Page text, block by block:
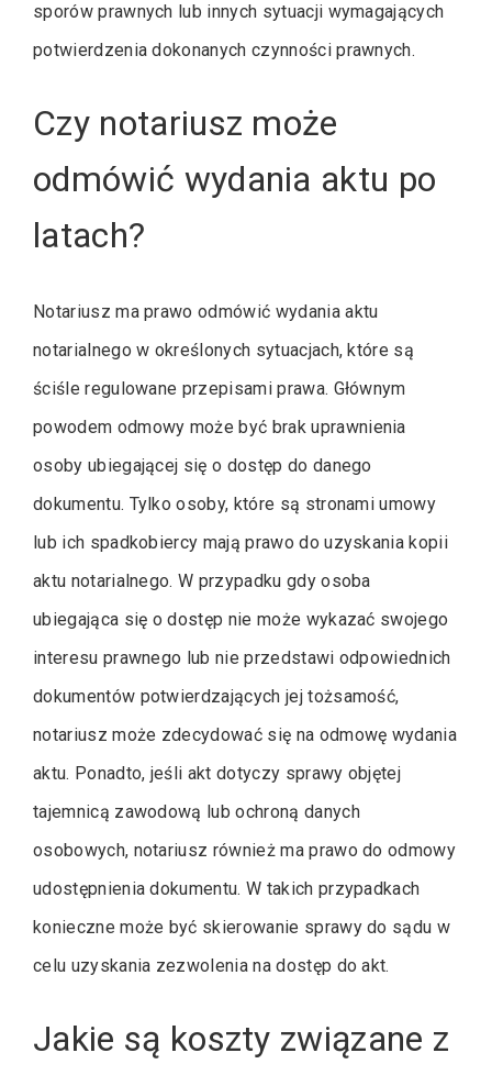
sporów prawnych lub innych sytuacji wymagających
potwierdzenia dokonanych czynności prawnych.
Czy notariusz może
odmówić wydania aktu po
latach?
Notariusz ma prawo odmówić wydania aktu
notarialnego w określonych sytuacjach, które są
ściśle regulowane przepisami prawa. Głównym
powodem odmowy może być brak uprawnienia
osoby ubiegającej się o dostęp do danego
dokumentu. Tylko osoby, które są stronami umowy
lub ich spadkobiercy mają prawo do uzyskania kopii
aktu notarialnego. W przypadku gdy osoba
ubiegająca się o dostęp nie może wykazać swojego
interesu prawnego lub nie przedstawi odpowiednich
dokumentów potwierdzających jej tożsamość,
notariusz może zdecydować się na odmowę wydania
aktu. Ponadto, jeśli akt dotyczy sprawy objętej
tajemnicą zawodową lub ochroną danych
osobowych, notariusz również ma prawo do odmowy
udostępnienia dokumentu. W takich przypadkach
konieczne może być skierowanie sprawy do sądu w
celu uzyskania zezwolenia na dostęp do akt.
Jakie są koszty związane z